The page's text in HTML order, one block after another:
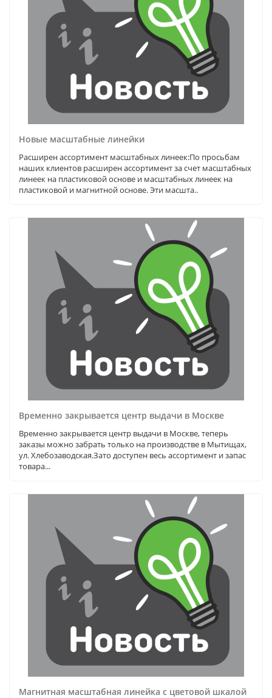
Новые масштабные линейки
Расширен ассортимент масштабных линеек:По просьбам
наших клиентов расширен ассортимент за счет масштабных
линеек на пластиковой основе и масштабных линеек на
пластиковой и магнитной основе. Эти масшта..
Временно закрывается центр выдачи в Москве
Временно закрывается центр выдачи в Москве, теперь
заказы можно забрать только на производстве в Мытищах,
ул. Хлебозаводская.Зато доступен весь ассортимент и запас
товара...
Магнитная масштабная линейка с цветовой шкалой